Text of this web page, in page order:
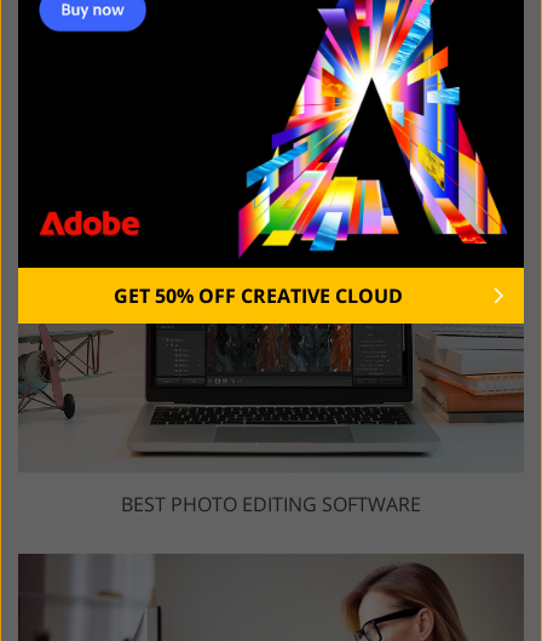
BEST PORTRAIT PHOTOGRAPHERS
BEST PHOTO EDITING SOFTWARE
GET 50% OFF CREATIVE CLOUD